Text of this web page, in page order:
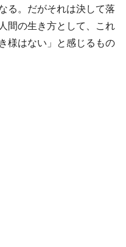
る。だがそれは決して落
間の生き方として、これ
様はない」と感じるもの